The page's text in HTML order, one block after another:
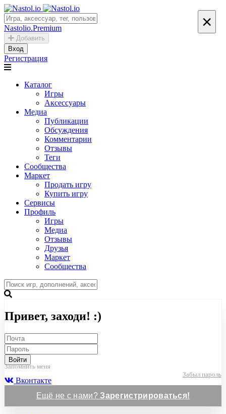
Nastolio.Premium
Добавить
Вход
Регистрация
Каталог
Игры
Аксессуары
Медиа
Публикации
Обсуждения
Комментарии
Отзывы
Теги
Сообщества
Маркет
Продать игру
Купить игру
Сервисы
Профиль
Игры
Медиа
Отзывы
Друзья
Маркет
Сообщества
×
Привет, заходи! :)
Войти
Запомнить меня
Забыл пароль
Вконтакте
Ещё не с нами?Зарегистрироваться!